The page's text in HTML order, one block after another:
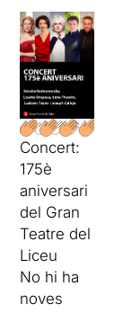
Concert:
175è
aniversari
del Gran
Teatre del
Liceu
No hi ha
noves